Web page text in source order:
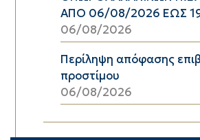
ΑΠΟ 06/08/2026 ΕΩΣ
06/08/2026
Περίληψη απόφασης
προστίμου
06/08/2026